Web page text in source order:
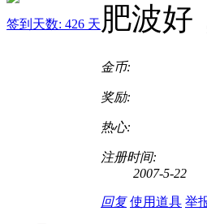
签到天数: 426 天 肥波好
金币:
奖励:
热心:
注册时间:
2007-5-22
回复 使用道具 举